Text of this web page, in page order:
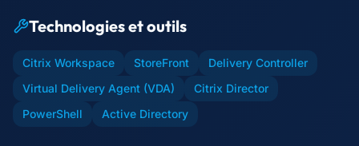
Technologies et outils
Citrix Workspace StoreFront
Delivery Controller
Virtual Delivery Agent (VDA)
Citrix Director
PowerShell
Active Directory